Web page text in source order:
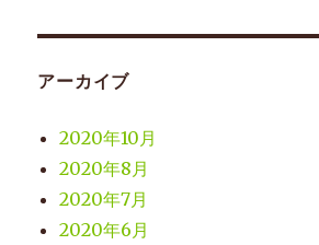
アーカイブ
2020年10月
2020年8月
2020年7月
2020年6月